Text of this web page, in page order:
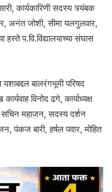
कार्यकारिणी सदस्य त्र्यंबक
अनंत जोशी, सीमा यलगुलवार,
प.वि.विद्यालयाच्या संघास
बालरंगभूमी परिषद
विनोद ढगे, कार्याध्यक्ष
सचिन महाजन, सदस्य दर्शन
पंकज बारी, हर्षल पवार, मोहित